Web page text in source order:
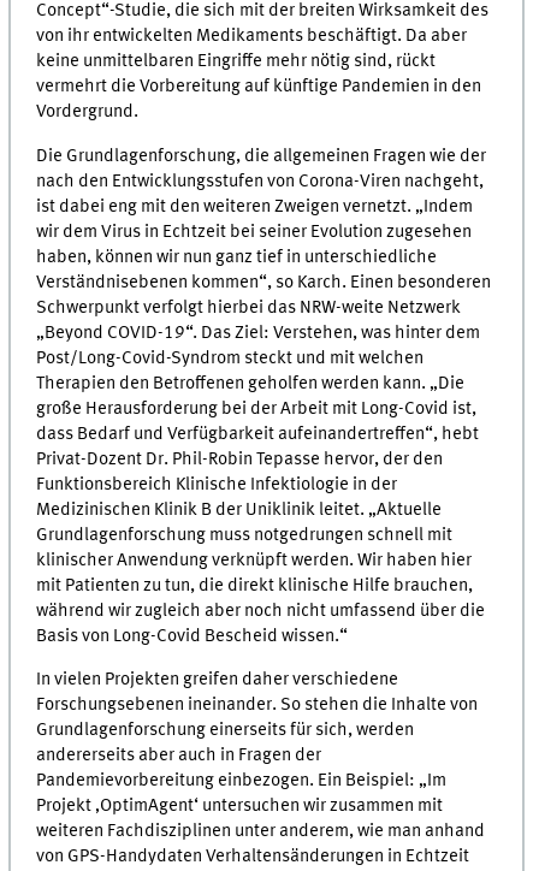
Concept“-Studie, die sich mit der breiten Wirksamkeit des
von ihr entwickelten Medikaments beschäftigt. Da aber
keine unmittelbaren Eingriffe mehr nötig sind, rückt
vermehrt die Vorbereitung auf künftige Pandemien in den
Vordergrund.
Die Grundlagenforschung, die allgemeinen Fragen wie der
nach den Entwicklungsstufen von Corona-Viren nachgeht,
ist dabei eng mit den weiteren Zweigen vernetzt. „Indem
wir dem Virus in Echtzeit bei seiner Evolution zugesehen
haben, können wir nun ganz tief in unterschiedliche
Verständnisebenen kommen“, so Karch. Einen besonderen
Schwerpunkt verfolgt hierbei das NRW-weite Netzwerk
„Beyond COVID-19“. Das Ziel: Verstehen, was hinter dem
Post/Long-Covid-Syndrom steckt und mit welchen
Therapien den Betroffenen geholfen werden kann. „Die
große Herausforderung bei der Arbeit mit Long-Covid ist,
dass Bedarf und Verfügbarkeit aufeinandertreffen“, hebt
Privat-Dozent Dr. Phil-Robin Tepasse hervor, der den
Funktionsbereich Klinische Infektiologie in der
Medizinischen Klinik B der Uniklinik leitet. „Aktuelle
Grundlagenforschung muss notgedrungen schnell mit
klinischer Anwendung verknüpft werden. Wir haben hier
mit Patienten zu tun, die direkt klinische Hilfe brauchen,
während wir zugleich aber noch nicht umfassend über die
Basis von Long-Covid Bescheid wissen.“
In vielen Projekten greifen daher verschiedene
Forschungsebenen ineinander. So stehen die Inhalte von
Grundlagenforschung einerseits für sich, werden
andererseits aber auch in Fragen der
Pandemievorbereitung einbezogen. Ein Beispiel: „Im
Projekt ‚OptimAgent‘ untersuchen wir zusammen mit
weiteren Fachdisziplinen unter anderem, wie man anhand
von GPS-Handydaten Verhaltensänderungen in Echtzeit